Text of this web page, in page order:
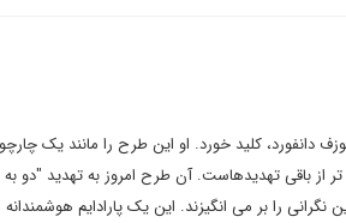
دانفورد، کلید خورد. او این طرح را مانند یک
از باقی تهدیدهاست. آن طرح امروز به تهدید "دو به
را بر می انگیزند. این یک پارادایم